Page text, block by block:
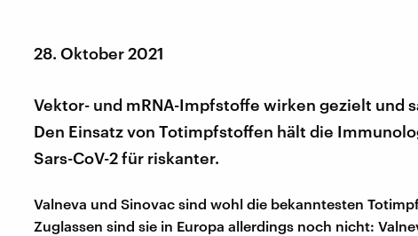
28. Oktober 2021
Vektor- und mRNA-Impfstoffe wirken gezielt und
Den Einsatz von Totimpfstoffen hält die
Sars-CoV-2 für riskanter.
Valneva und Sinovac sind wohl die bekanntesten
Zuglassen sind sie in Europa allerdings noch nicht: